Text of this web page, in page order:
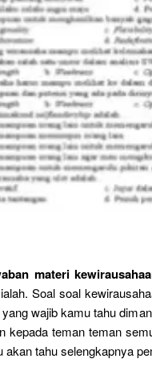
materi
Soal soal
wajib kamu tahu
kepada teman teman
akan tahu selengkapnya